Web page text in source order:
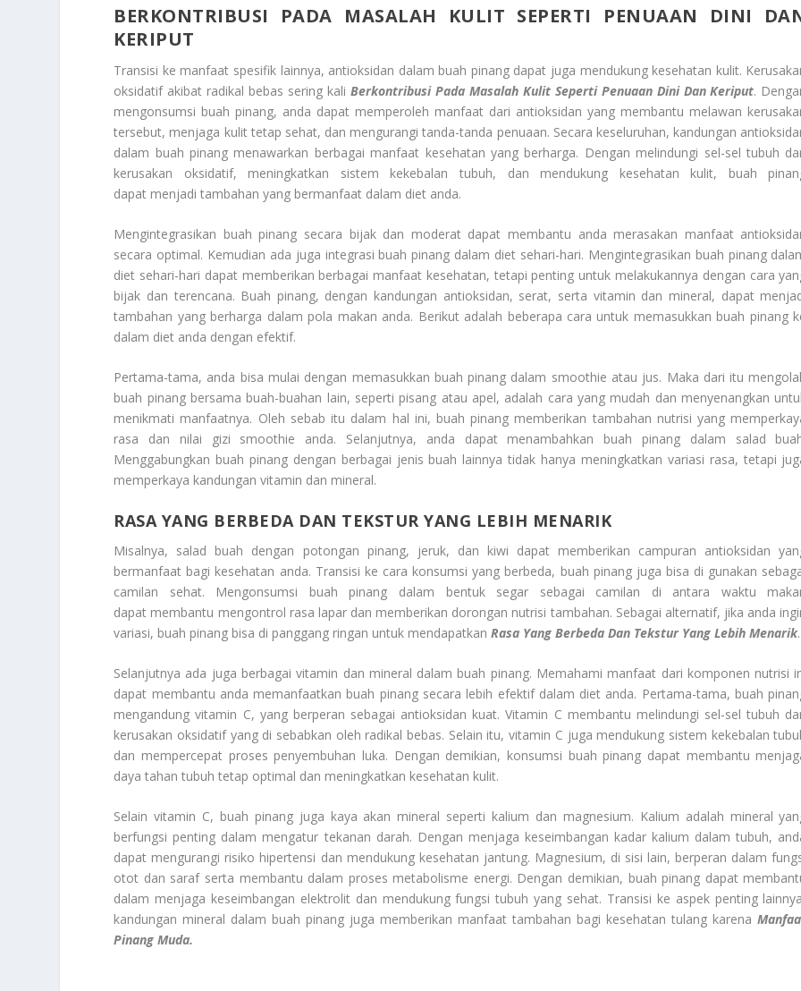
BERKONTRIBUSI PADA MASALAH KULIT SEPERTI PENUAAN DINI
KERIPUT
Transisi ke manfaat spesifik lainnya, antioksidan dalam buah pinang dapat juga mendukung kesehatan kulit.
oksidatif akibat radikal bebas sering kali Berkontribusi Pada Masalah Kulit Seperti Penuaan Dini Dan Keriput.
mengonsumsi buah pinang, anda dapat memperoleh manfaat dari antioksidan yang membantu melawan
tersebut, menjaga kulit tetap sehat, dan mengurangi tanda-tanda penuaan. Secara keseluruhan, kandungan
dalam buah pinang menawarkan berbagai manfaat kesehatan yang berharga. Dengan melindungi sel-sel tubuh
kerusakan oksidatif, meningkatkan sistem kekebalan tubuh, dan mendukung kesehatan kulit, buah
dapat menjadi tambahan yang bermanfaat dalam diet anda.
Mengintegrasikan buah pinang secara bijak dan moderat dapat membantu anda merasakan manfaat
secara optimal. Kemudian ada juga integrasi buah pinang dalam diet sehari-hari. Mengintegrasikan buah pinang
diet sehari-hari dapat memberikan berbagai manfaat kesehatan, tetapi penting untuk melakukannya dengan cara
bijak dan terencana. Buah pinang, dengan kandungan antioksidan, serat, serta vitamin dan mineral, dapat
tambahan yang berharga dalam pola makan anda. Berikut adalah beberapa cara untuk memasukkan buah pinang
dalam diet anda dengan efektif.
Pertama-tama, anda bisa mulai dengan memasukkan buah pinang dalam smoothie atau jus. Maka dari itu
buah pinang bersama buah-buahan lain, seperti pisang atau apel, adalah cara yang mudah dan menyenangkan
menikmati manfaatnya. Oleh sebab itu dalam hal ini, buah pinang memberikan tambahan nutrisi yang
rasa dan nilai gizi smoothie anda. Selanjutnya, anda dapat menambahkan buah pinang dalam salad
Menggabungkan buah pinang dengan berbagai jenis buah lainnya tidak hanya meningkatkan variasi rasa, tetapi
memperkaya kandungan vitamin dan mineral.
RASA YANG BERBEDA DAN TEKSTUR YANG LEBIH MENARIK
Misalnya, salad buah dengan potongan pinang, jeruk, dan kiwi dapat memberikan campuran antioksidan
bermanfaat bagi kesehatan anda. Transisi ke cara konsumsi yang berbeda, buah pinang juga bisa di gunakan
camilan sehat. Mengonsumsi buah pinang dalam bentuk segar sebagai camilan di antara waktu
dapat membantu mengontrol rasa lapar dan memberikan dorongan nutrisi tambahan. Sebagai alternatif, jika anda
variasi, buah pinang bisa di panggang ringan untuk mendapatkanRasa Yang Berbeda Dan Tekstur Yang Lebih Menarik.
Selanjutnya ada juga berbagai vitamin dan mineral dalam buah pinang. Memahami manfaat dari komponen nutrisi
dapat membantu anda memanfaatkan buah pinang secara lebih efektif dalam diet anda. Pertama-tama, buah
mengandung vitamin C, yang berperan sebagai antioksidan kuat. Vitamin C membantu melindungi sel-sel tubuh
kerusakan oksidatif yang di sebabkan oleh radikal bebas. Selain itu, vitamin C juga mendukung sistem kekebalan
dan mempercepat proses penyembuhan luka. Dengan demikian, konsumsi buah pinang dapat membantu
daya tahan tubuh tetap optimal dan meningkatkan kesehatan kulit.
Selain vitamin C, buah pinang juga kaya akan mineral seperti kalium dan magnesium. Kalium adalah mineral
berfungsi penting dalam mengatur tekanan darah. Dengan menjaga keseimbangan kadar kalium dalam tubuh,
dapat mengurangi risiko hipertensi dan mendukung kesehatan jantung. Magnesium, di sisi lain, berperan dalam
otot dan saraf serta membantu dalam proses metabolisme energi. Dengan demikian, buah pinang dapat
dalam menjaga keseimbangan elektrolit dan mendukung fungsi tubuh yang sehat. Transisi ke aspek penting
kandungan mineral dalam buah pinang juga memberikan manfaat tambahan bagi kesehatan tulang karena
Pinang Muda.